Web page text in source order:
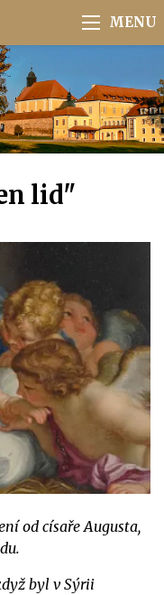
lid"
od císaře Augusta,
byl v Sýrii